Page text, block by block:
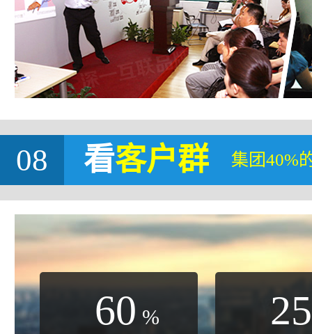
08 看客户群 集团40%
60 % 25